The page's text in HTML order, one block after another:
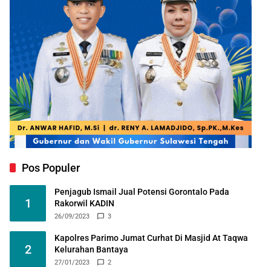
Pos Populer
1
Penjagub Ismail Jual Potensi Gorontalo Pada
Rakorwil KADIN
26/09/2023 3
2
Kapolres Parimo Jumat Curhat Di Masjid At Taqwa
Kelurahan Bantaya
27/01/2023 2